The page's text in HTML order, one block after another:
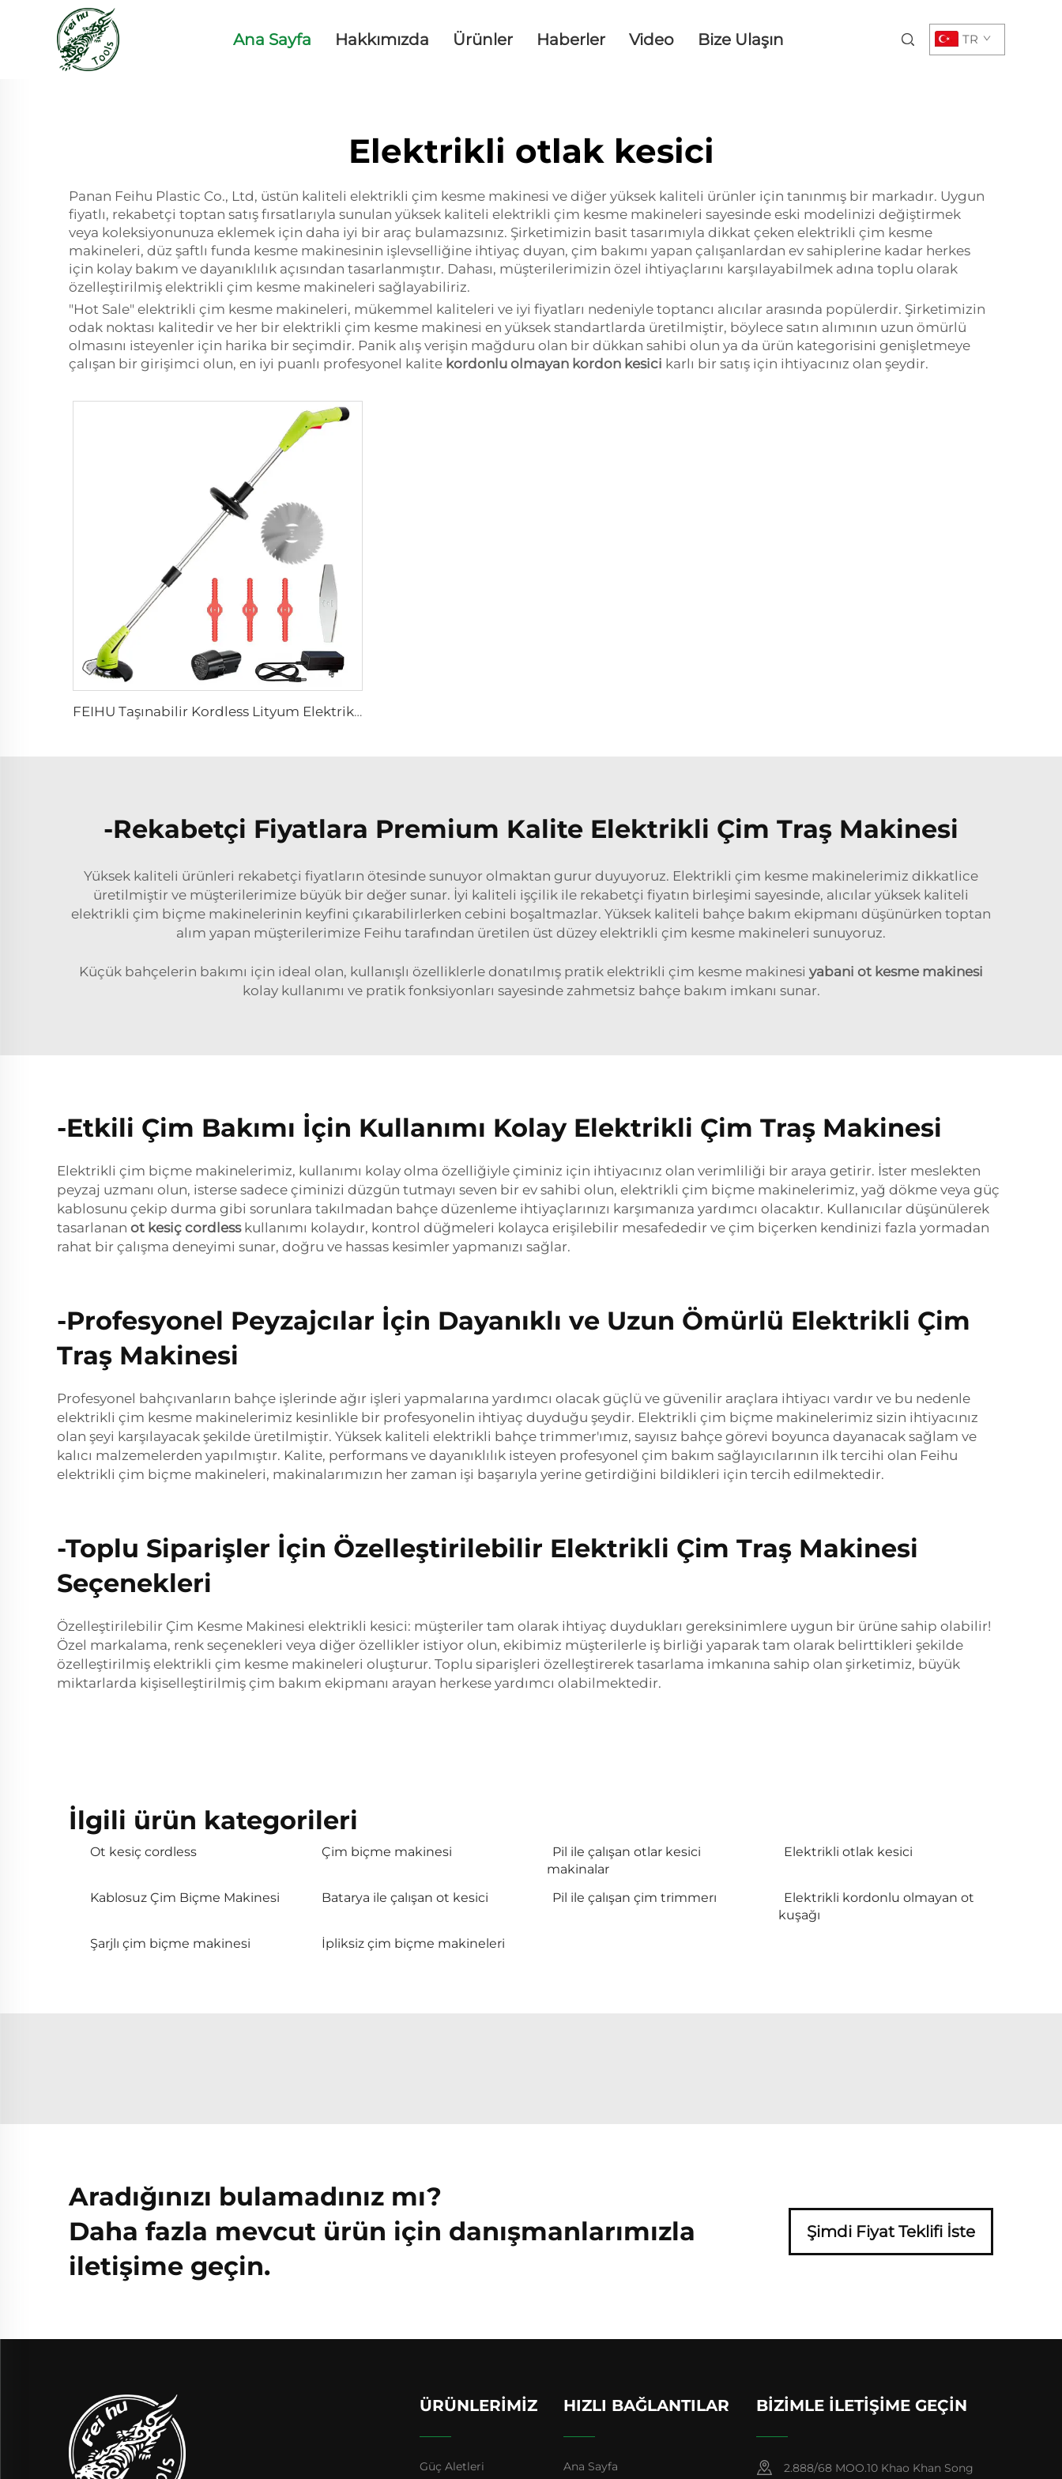
Ana Sayfa Hakkımızda Ürünler Haberler Video Bize Ulaşın TR
Elektrikli otlak kesici
Panan Feihu Plastic Co., Ltd, üstün kaliteli elektrikli çim kesme makinesi ve diğer yüksek kaliteli ürünler için tanınmış bir markadır. Uygun
fiyatlı, rekabetçi toptan satış fırsatlarıyla sunulan yüksek kaliteli elektrikli çim kesme makineleri sayesinde eski modelinizi değiştirmek
veya koleksiyonunuza eklemek için daha iyi bir araç bulamazsınız. Şirketimizin basit tasarımıyla dikkat çeken elektrikli çim kesme
makineleri, düz şaftlı funda kesme makinesinin işlevselliğine ihtiyaç duyan, çim bakımı yapan çalışanlardan ev sahiplerine kadar herkes
için kolay bakım ve dayanıklılık açısından tasarlanmıştır. Dahası, müşterilerimizin özel ihtiyaçlarını karşılayabilmek adına toplu olarak
özelleştirilmiş elektrikli çim kesme makineleri sağlayabiliriz.
"Hot Sale" elektrikli çim kesme makineleri, mükemmel kaliteleri ve iyi fiyatları nedeniyle toptancı alıcılar arasında popülerdir. Şirketimizin
odak noktası kalitedir ve her bir elektrikli çim kesme makinesi en yüksek standartlarda üretilmiştir, böylece satın alımının uzun ömürlü
olmasını isteyenler için harika bir seçimdir. Panik alış verişin mağduru olan bir dükkan sahibi olun ya da ürün kategorisini genişletmeye
çalışan bir girişimci olun, en iyi puanlı profesyonel kalite kordonlu olmayan kordon kesici karlı bir satış için ihtiyacınız olan şeydir.
FEIHU Taşınabilir Kordless Lityum Elektrikli 12V/21V/40V Bahçe Kenar Kesme Makinesi Çelik Bıçakla Çim Kenar Temizleme İçin
-Rekabetçi Fiyatlara Premium Kalite Elektrikli Çim Traş Makinesi
Yüksek kaliteli ürünleri rekabetçi fiyatların ötesinde sunuyor olmaktan gurur duyuyoruz. Elektrikli çim kesme makinelerimiz dikkatlice
üretilmiştir ve müşterilerimize büyük bir değer sunar. İyi kaliteli işçilik ile rekabetçi fiyatın birleşimi sayesinde, alıcılar yüksek kaliteli
elektrikli çim biçme makinelerinin keyfini çıkarabilirlerken cebini boşaltmazlar. Yüksek kaliteli bahçe bakım ekipmanı düşünürken toptan
alım yapan müşterilerimize Feihu tarafından üretilen üst düzey elektrikli çim kesme makineleri sunuyoruz.
Küçük bahçelerin bakımı için ideal olan, kullanışlı özelliklerle donatılmış pratik elektrikli çim kesme makinesi yabani ot kesme makinesi
kolay kullanımı ve pratik fonksiyonları sayesinde zahmetsiz bahçe bakım imkanı sunar.
-Etkili Çim Bakımı İçin Kullanımı Kolay Elektrikli Çim Traş Makinesi
Elektrikli çim biçme makinelerimiz, kullanımı kolay olma özelliğiyle çiminiz için ihtiyacınız olan verimliliği bir araya getirir. İster meslekten
peyzaj uzmanı olun, isterse sadece çiminizi düzgün tutmayı seven bir ev sahibi olun, elektrikli çim biçme makinelerimiz, yağ dökme veya güç
kablosunu çekip durma gibi sorunlara takılmadan bahçe düzenleme ihtiyaçlarınızı karşımanıza yardımcı olacaktır. Kullanıcılar düşünülerek
tasarlanan ot kesiç cordless kullanımı kolaydır, kontrol düğmeleri kolayca erişilebilir mesafededir ve çim biçerken kendinizi fazla yormadan
rahat bir çalışma deneyimi sunar, doğru ve hassas kesimler yapmanızı sağlar.
-Profesyonel Peyzajcılar İçin Dayanıklı ve Uzun Ömürlü Elektrikli Çim
Traş Makinesi
Profesyonel bahçıvanların bahçe işlerinde ağır işleri yapmalarına yardımcı olacak güçlü ve güvenilir araçlara ihtiyacı vardır ve bu nedenle
elektrikli çim kesme makinelerimiz kesinlikle bir profesyonelin ihtiyaç duyduğu şeydir. Elektrikli çim biçme makinelerimiz sizin ihtiyacınız
olan şeyi karşılayacak şekilde üretilmiştir. Yüksek kaliteli elektrikli bahçe trimmer'ımız, sayısız bahçe görevi boyunca dayanacak sağlam ve
kalıcı malzemelerden yapılmıştır. Kalite, performans ve dayanıklılık isteyen profesyonel çim bakım sağlayıcılarının ilk tercihi olan Feihu
elektrikli çim biçme makineleri, makinalarımızın her zaman işi başarıyla yerine getirdiğini bildikleri için tercih edilmektedir.
-Toplu Siparişler İçin Özelleştirilebilir Elektrikli Çim Traş Makinesi
Seçenekleri
Özelleştirilebilir Çim Kesme Makinesi elektrikli kesici: müşteriler tam olarak ihtiyaç duydukları gereksinimlere uygun bir ürüne sahip olabilir!
Özel markalama, renk seçenekleri veya diğer özellikler istiyor olun, ekibimiz müşterilerle iş birliği yaparak tam olarak belirttikleri şekilde
özelleştirilmiş elektrikli çim kesme makineleri oluşturur. Toplu siparişleri özelleştirerek tasarlama imkanına sahip olan şirketimiz, büyük
miktarlarda kişiselleştirilmiş çim bakım ekipmanı arayan herkese yardımcı olabilmektedir.
İlgili ürün kategorileri
Ot kesiç cordless Çim biçme makinesi
Pil ile çalışan otlar kesici
makinalar
Elektrikli otlak kesici
Kablosuz Çim Biçme Makinesi Batarya ile çalışan ot kesici Pil ile çalışan çim trimmerı
Elektrikli kordonlu olmayan ot
kuşağı
Şarjlı çim biçme makinesi
İpliksiz çim biçme makineleri
Aradığınızı bulamadınız mı?
Daha fazla mevcut ürün için danışmanlarımızla
iletişime geçin.
Şimdi Fiyat Teklifi İste
ÜRÜNLERIMIZ
Güç Aletleri
HIZLI BAĞLANTILAR
Ana Sayfa
BIZIMLE İLETIŞIME GEÇIN
2.888/68 MOO.10 Khao Khan Song